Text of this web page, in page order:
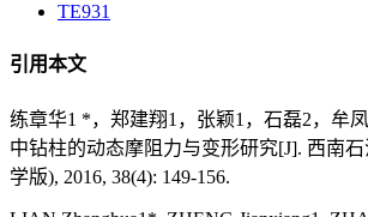
TE931
引用本文
练章华1 *，郑建翔1，张颖1，石磊2，牟
中钻柱的动态摩阻力与变形研究[J]. 西南
学版), 2016, 38(4): 149-156.